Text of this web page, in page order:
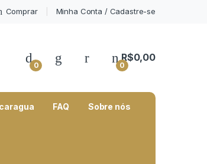
Comprar Minha Conta / Cadastre-se
0
My Account
0
R$0,00
FAQ Sobre nós